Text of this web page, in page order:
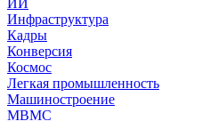
Инфраструктура
Кадры
Конверсия
Космос
Легкая промышленность
Машиностроение
МВМС